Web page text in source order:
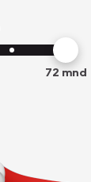
72 mnd